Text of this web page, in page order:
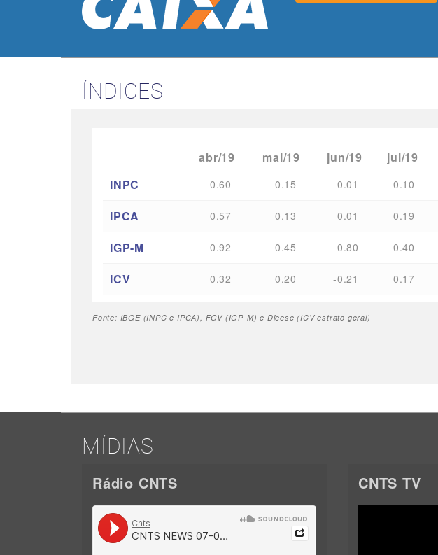
ÍNDICES
abr/19 mai/19 jun/19 jul/19
INPC 0.60 0.15 0.01 0.10
IPCA 0.57 0.13 0.01 0.19
IGP-M 0.92 0.45 0.80 0.40
ICV 0.32 0.20 -0.21 0.17
Fonte: IBGE (INPC e IPCA), FGV (IGP-M) e Dieese (ICV estrato geral)
MÍDIAS
Rádio CNTS CNTS TV